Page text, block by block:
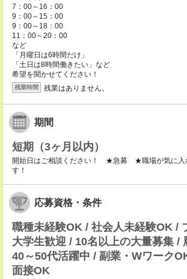
7：00～16：00
9：00～15：00
9：00～18：00
11：00～20：00
など
「月曜日は6時間だけ」
「土日は8時間働きたい」など
希望を聞かせてください！
残業時間 残業はありません。
期間
短期（3ヶ月以内）
開始日はご相談ください！ ★急募 ★職場が気に入
す！
応募資格・条件
職種未経験OK / 社会人未経験OK /
大学生歓迎 / 10名以上の大量募集 /
40～50代活躍中 / 副業・Wワーク
面接OK